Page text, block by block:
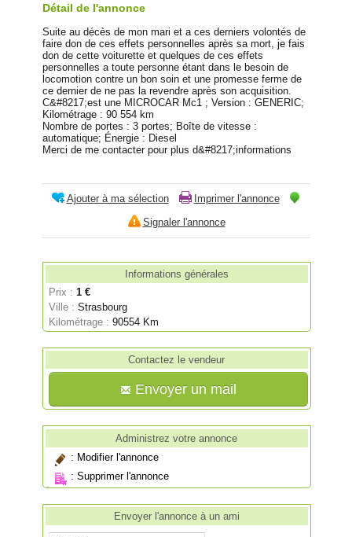
Détail de l'annonce
Suite au décès de mon mari et a ces derniers volontés de
faire don de ces effets personnelles après sa mort, je fais
don de cette voiturette et quelques de ces effets
personnelles a toute personne étant dans le besoin de
locomotion contre un bon soin et une promesse ferme de
ce dernier de ne pas la revendre après son acquisition.
C&#8217;est une MICROCAR Mc1 ; Version : GENERIC;
Kilométrage : 90 554 km
Nombre de portes : 3 portes; Boîte de vitesse :
automatique; Énergie : Diesel
Merci de me contacter pour plus d&#8217;informations
Ajouter à ma sélection
Imprimer l'annonce
Signaler l'annonce
Informations générales
Prix : 1 €
Ville :Strasbourg
Kilométrage : 90554 Km
Contactez le vendeur
Envoyer un mail
Administrez votre annonce
: Modifier l'annonce
:Supprimer l'annonce
Envoyer l'annonce à un ami